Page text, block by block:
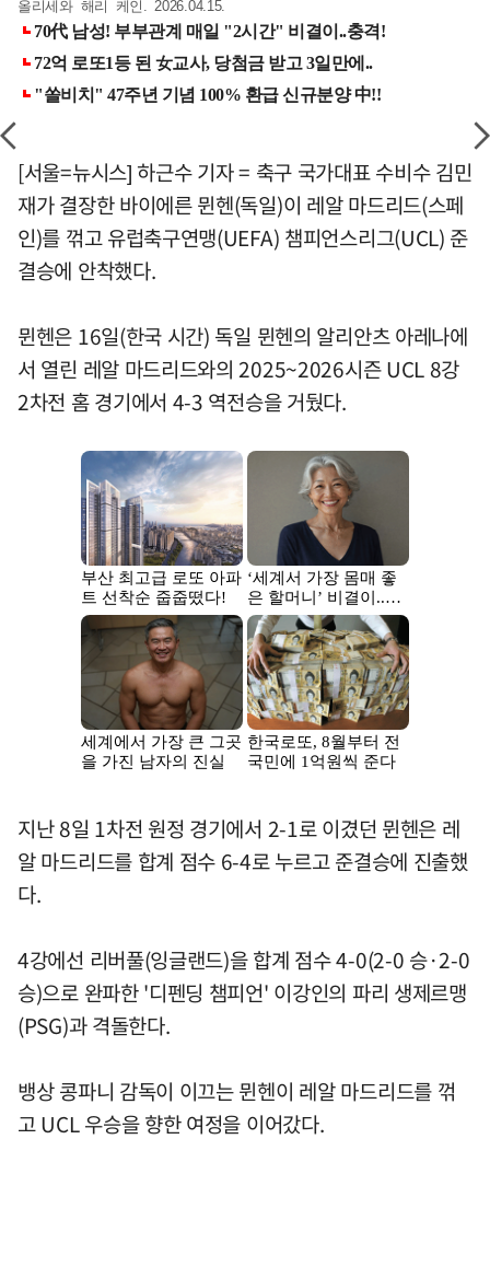
올리세와 해리 케인. 2026.04.15.
[서울=뉴시스] 하근수 기자 = 축구 국가대표 수비수 김민
재가 결장한 바이에른 뮌헨(독일)이 레알 마드리드(스페
인)를 꺾고 유럽축구연맹(UEFA) 챔피언스리그(UCL) 준
결승에 안착했다.
뮌헨은 16일(한국 시간) 독일 뮌헨의 알리안츠 아레나에
서 열린 레알 마드리드와의 2025~2026시즌 UCL 8강
2차전 홈 경기에서 4-3 역전승을 거뒀다.
지난 8일 1차전 원정 경기에서 2-1로 이겼던 뮌헨은 레
알 마드리드를 합계 점수 6-4로 누르고 준결승에 진출했
다.
4강에선 리버풀(잉글랜드)을 합계 점수 4-0(2-0 승·2-0
승)으로 완파한 '디펜딩 챔피언' 이강인의 파리 생제르맹
(PSG)과 격돌한다.
뱅상 콩파니 감독이 이끄는 뮌헨이 레알 마드리드를 꺾
고 UCL 우승을 향한 여정을 이어갔다.